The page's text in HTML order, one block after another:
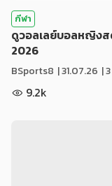
กีฬา
ดูวอลเลย์บอลหญิงส
2026
BSports8 |31.07.26 |
9.2k